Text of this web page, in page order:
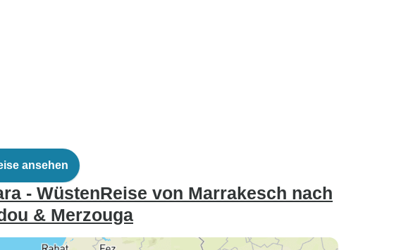
ansehen
- WüstenReise von Marrakesch nach
& Merzouga